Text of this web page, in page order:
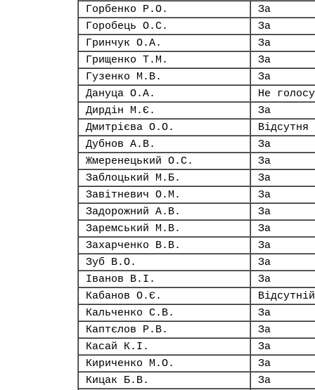
Горбенко Р.О.
За
Горобець О.С.
За
Гринчук О.А.
За
Грищенко Т.М.
За
Гузенко М.В.
За
Дануца О.А.
Не
Дирдін М.Є.
За
Дмитрієва О.О.
Відсутня
Дубнов А.В.
За
Жмеренецький О.С.
За
Заблоцький М.Б.
За
Завітневич О.М.
За
Задорожний А.В.
За
Заремський М.В.
За
Захарченко В.В.
За
Зуб В.О.
За
Іванов В.І.
За
Кабанов О.Є.
Відсутній
Кальченко С.В.
За
Каптєлов Р.В.
За
Касай К.І.
За
Кириченко М.О.
За
Кицак Б.В.
За